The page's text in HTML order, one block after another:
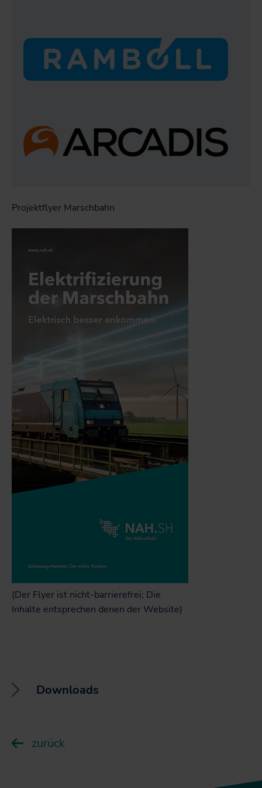
Projektflyer Marschbahn
(Der Flyer ist nicht-barrierefrei; Die
Inhalte entsprechen denen der Website)
Downloads
herunterladen
zurück